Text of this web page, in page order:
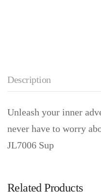
Description
Unleash your inner
never have to worry
JL7006 Sup
Related Products